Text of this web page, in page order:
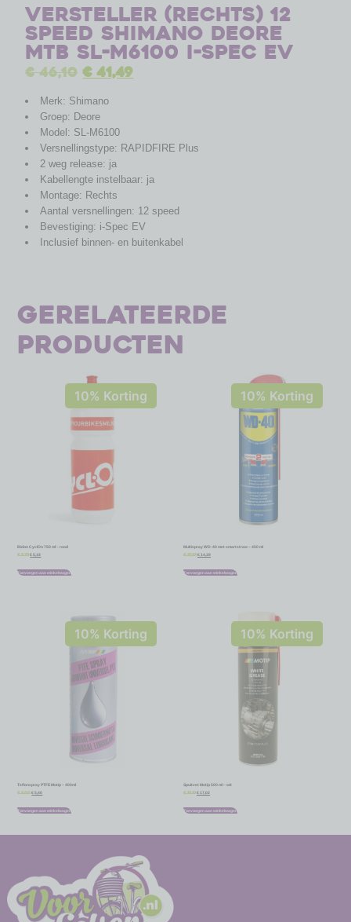
Versteller (rechts) 12
speed Shimano Deore
MTB SL-M6100 I-Spec EV
€46,10 €41,49
Merk: Shimano
Groep: Deore
Model: SL-M6100
Versnellingstype: RAPIDFIRE Plus
2 weg release: ja
Kabellengte instelbaar: ja
Montage: Rechts
Aantal versnellingen: 12 speed
Bevestiging: i-Spec EV
Inclusief binnen- en buitenkabel
Gerelateerde
producten
10% Korting
Bidon CyclOn 750 ml – rood
€ 5,75 € 5,18
Toevoegen aan winkelwagen
10% Korting
Multispray WD-40 met smartstraw – 450 ml
€ 15,99 € 14,39
Toevoegen aan winkelwagen
10% Korting
Teflonspray PTFE Motip – 400ml
€ 6,00 € 5,40
Toevoegen aan winkelwagen
10% Korting
Spuitvet Motip 500 ml – wit
€ 18,91 € 17,02
Toevoegen aan winkelwagen